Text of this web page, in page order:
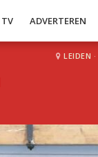
TV ADVERTEREN
LEIDEN ·